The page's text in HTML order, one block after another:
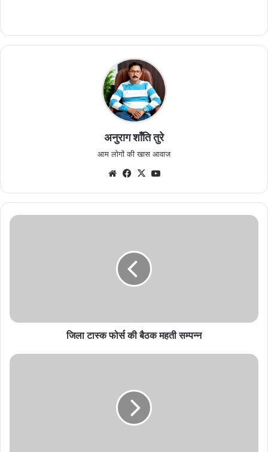
अनुराग शाँति तुरे
आम लोगों की खास आवाज
WebsiteFacebook
X
जिला
जिला टास्क फोर्स की बैठक महती सम्पन्न
झुरानदी